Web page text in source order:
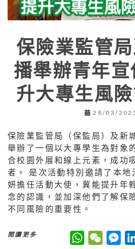
保險業監管
播舉辦青年
升大專生風
28/03/
保險業監管局（保監局）及新
舉辦了一個以大專學生為對象
合校園外展和線上元素，成功
者。 是次活動特別邀請了本地
妍擔任活動大使，冀能提升年
念的認識，並加深他們了解保
不同風險的重要性。
閱讀更多
W
h
W
e
M
e